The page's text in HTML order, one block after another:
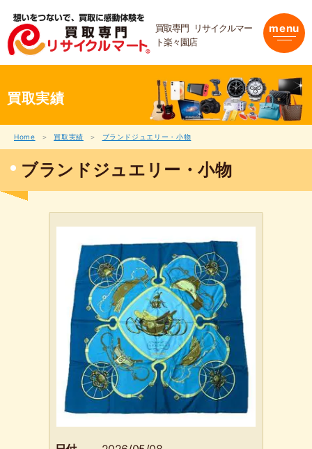
ス
買取専門 リサイクルマー
ト楽々園店
menu
買取実績
Home 買取実績 ブランドジュエリー・小物
ブランドジュエリー・小物